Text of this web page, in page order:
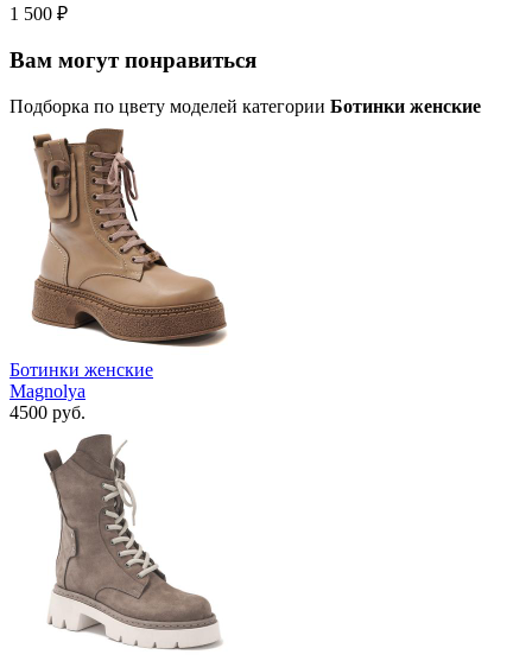
1 500 ₽
Вам могут понравиться
Подборка по цвету моделей категории Ботинки женские
Ботинки женские
Magnolya
4500 руб.